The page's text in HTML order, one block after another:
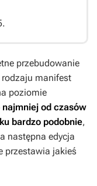
przebudowanie
manifest
poziomie
najmniej od czasów
bardzo podobnie,
następna edycja
przestawia jakieś